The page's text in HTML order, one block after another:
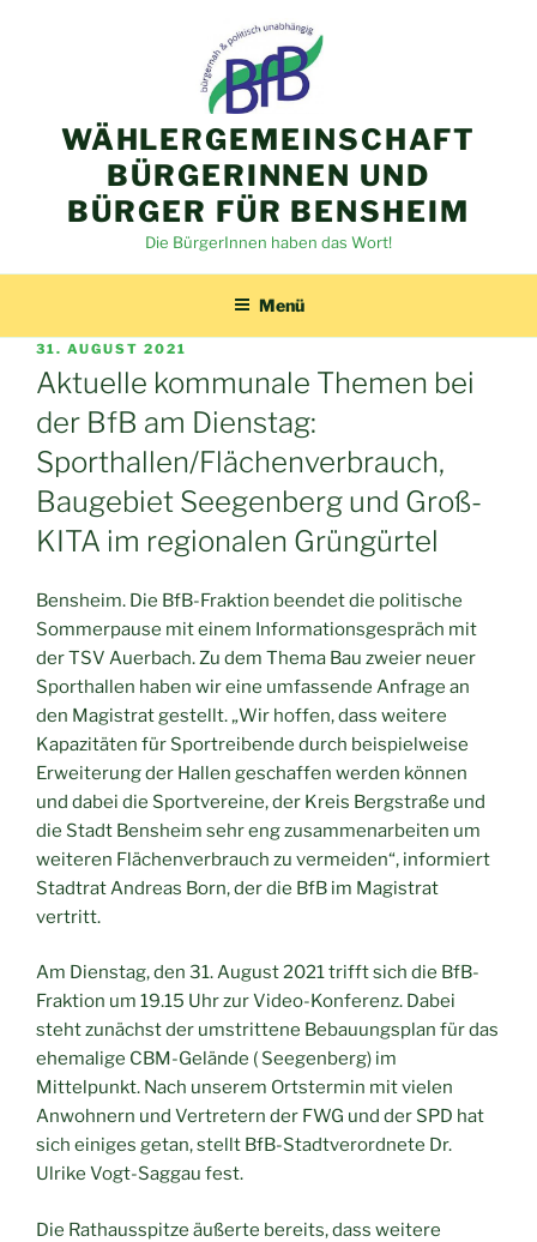
WÄHLERGEMEINSCHAFT
BÜRGERINNEN UND
BÜRGER FÜR BENSHEIM
Die BürgerInnen haben das Wort!
Menü
VERÖFFENTLICHT
AM
31. AUGUST 2021
Aktuelle kommunale Themen bei
der BfB am Dienstag:
Sporthallen/Flächenverbrauch,
Baugebiet Seegenberg und Groß-
KITA im regionalen Grüngürtel
Bensheim. Die BfB-Fraktion beendet die politische
Sommerpause mit einem Informationsgespräch mit
der TSV Auerbach. Zu dem Thema Bau zweier neuer
Sporthallen haben wir eine umfassende Anfrage an
den Magistrat gestellt. „Wir hoffen, dass weitere
Kapazitäten für Sportreibende durch beispielweise
Erweiterung der Hallen geschaffen werden können
und dabei die Sportvereine, der Kreis Bergstraße und
die Stadt Bensheim sehr eng zusammenarbeiten um
weiteren Flächenverbrauch zu vermeiden“, informiert
Stadtrat Andreas Born, der die BfB im Magistrat
vertritt.
Am Dienstag, den 31. August 2021 trifft sich die BfB-
Fraktion um 19.15 Uhr zur Video-Konferenz. Dabei
steht zunächst der umstrittene Bebauungsplan für das
ehemalige CBM-Gelände ( Seegenberg) im
Mittelpunkt. Nach unserem Ortstermin mit vielen
Anwohnern und Vertretern der FWG und der SPD hat
sich einiges getan, stellt BfB-Stadtverordnete Dr.
Ulrike Vogt-Saggau fest.
Die Rathausspitze äußerte bereits, dass weitere